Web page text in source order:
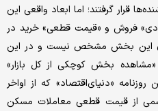
قرار گرفتند؛ اما ابعاد واقعی این
فروش و «قیمت قطعی» خرید در
این بخش مشخص نیست و در این
«مشاهده بخش کوچکی از کل بازار»
«دنیای‌اقتصاد» که از اواخر
رسمی از قیمت‌ قطعی معاملات مسکن